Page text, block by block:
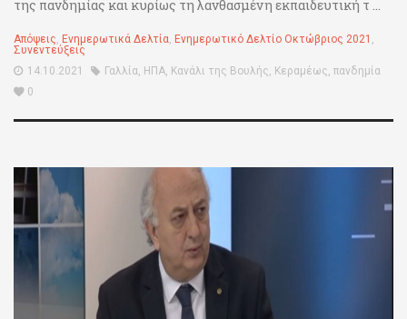
της πανδημίας και κυρίως τη λανθασμένη εκπαιδευτική τ ...
Απόψεις, Ενημερωτικά Δελτία, Ενημερωτικό Δελτίο Οκτώβριος 2021 ,
Συνεντεύξεις
14.10.2021
Γαλλία, ΗΠΑ, Κανάλι της Βουλής, Κεραμέως, πανδημία
0